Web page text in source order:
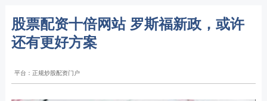
股票配资十倍网站 罗斯福新政，或许
还有更好方案
平台：正规炒股配资门户